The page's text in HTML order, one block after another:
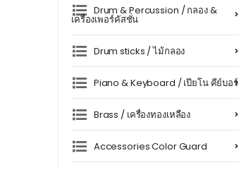
Drum & Percussion / กลอง &
เครื่องเพอร์คัสชั่น
Drum sticks / ไม้กลอง
Piano & Keyboard / เปียโน คีย์บอร์
Brass / เครื่องทองเหลือง
Accessories Color Guard